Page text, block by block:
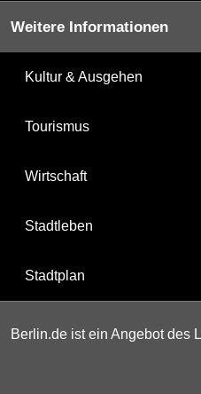
Weitere Informationen
Kultur & Ausgehen
Tourismus
Wirtschaft
Stadtleben
Stadtplan
Berlin.de ist ein Angebot des